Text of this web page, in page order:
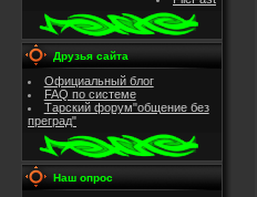
Друзья сайта
Официальный блог
FAQ по системе
Тарский форум"общение без
преград"
Наш опрос